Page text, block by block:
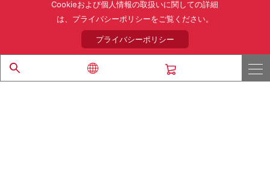
ローム製品の販売に関する標準契約条件書(PDF)
© 1997 - 2026 ROHM CO., LTD. ALL RIGHTS RESERVED.
Cookieおよび個人情報の取扱いに関しての詳細
は、プライバシーポリシーをご覧ください。
プライバシーポリシー